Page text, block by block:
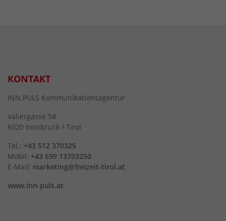
KONTAKT
INN.PULS Kommunikationsagentur
Valiergasse 58
6020 Innsbruck / Tirol
Tel.: +43 512 370325
Mobil: +43 699 13703250
E-Mail: marketing@freizeit-tirol.at
www.inn-puls.at